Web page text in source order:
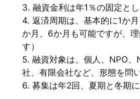
3. 融資金利は年1％の固定とし
4. 返済周期は、基本的に1か
か月、6か月も可能ですが、
す）
5. 融資対象は、個人、NPO、
社、有限会社など、形態を問
6. 募集は年2回、夏期と冬期に